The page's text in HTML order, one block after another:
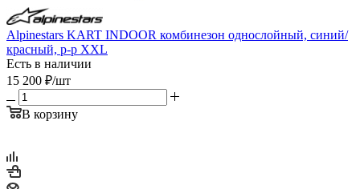
Alpinestars KART INDOOR комбинезон однослойный, синий/
красный, р-р XXL
Есть в наличии
15 200 ₽/шт
В корзину